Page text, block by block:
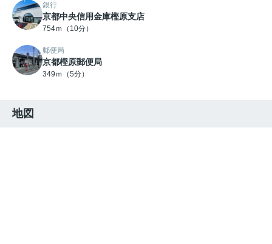
銀行
京都中央信用金庫樫原支店
754ｍ（10分）
郵便局
京都樫原郵便局
349ｍ（5分）
地図